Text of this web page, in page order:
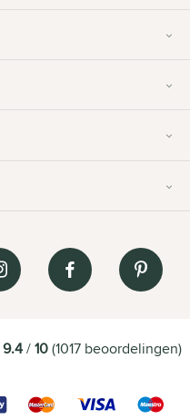
9.4/10(1017 beoordelingen)